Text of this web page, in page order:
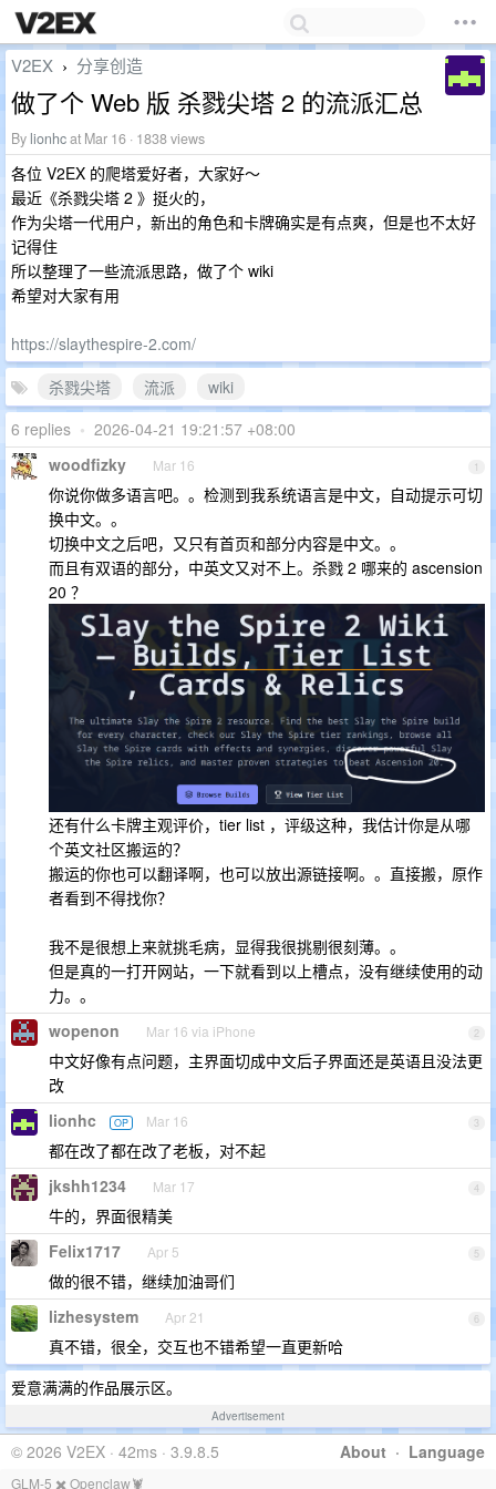
V2EX › 分享创造
做了个 Web 版 杀戮尖塔 2 的流派汇总
By lionhcat Mar 16 · 1838 views
各位 V2EX 的爬塔爱好者，大家好～
最近《杀戮尖塔 2 》挺火的，
作为尖塔一代用户，新出的角色和卡牌确实是有点爽，但是也不太好
记得住
所以整理了一些流派思路，做了个 wiki
希望对大家有用
https://slaythespire-2.com/
杀戮尖塔
流派
wiki
6 replies • 2026-04-21 19:21:57 +08:00
1
woodfizky Mar 16
你说你做多语言吧。。检测到我系统语言是中文，自动提示可切
换中文。。
切换中文之后吧，又只有首页和部分内容是中文。。
而且有双语的部分，中英文又对不上。杀戮 2 哪来的 ascension
20 ？
还有什么卡牌主观评价，tier list ，评级这种，我估计你是从哪
个英文社区搬运的？
搬运的你也可以翻译啊，也可以放出源链接啊。。直接搬，原作
者看到不得找你？
我不是很想上来就挑毛病，显得我很挑剔很刻薄。。
但是真的一打开网站，一下就看到以上槽点，没有继续使用的动
力。。
2
wopenon Mar 16 via iPhone
中文好像有点问题，主界面切成中文后子界面还是英语且没法更
改
3
lionhc OP Mar 16
都在改了都在改了老板，对不起
4
jkshh1234 Mar 17
牛的，界面很精美
5
Felix1717 Apr 5
做的很不错，继续加油哥们
6
lizhesystem Apr 21
真不错，很全，交互也不错希望一直更新哈
爱意满满的作品展示区。
Advertisement
About · Language
© 2026 V2EX · 42ms · 3.9.8.5
GLM-5 ✖️ Openclaw🦞